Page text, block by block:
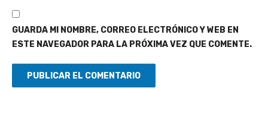
GUARDA MI NOMBRE, CORREO ELECTRÓNICO Y WEB EN
ESTE NAVEGADOR PARA LA PRÓXIMA VEZ QUE COMENTE.